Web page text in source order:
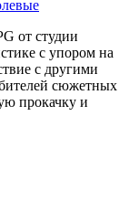
от студии
с упором на
с другими
сюжетных
прокачку и